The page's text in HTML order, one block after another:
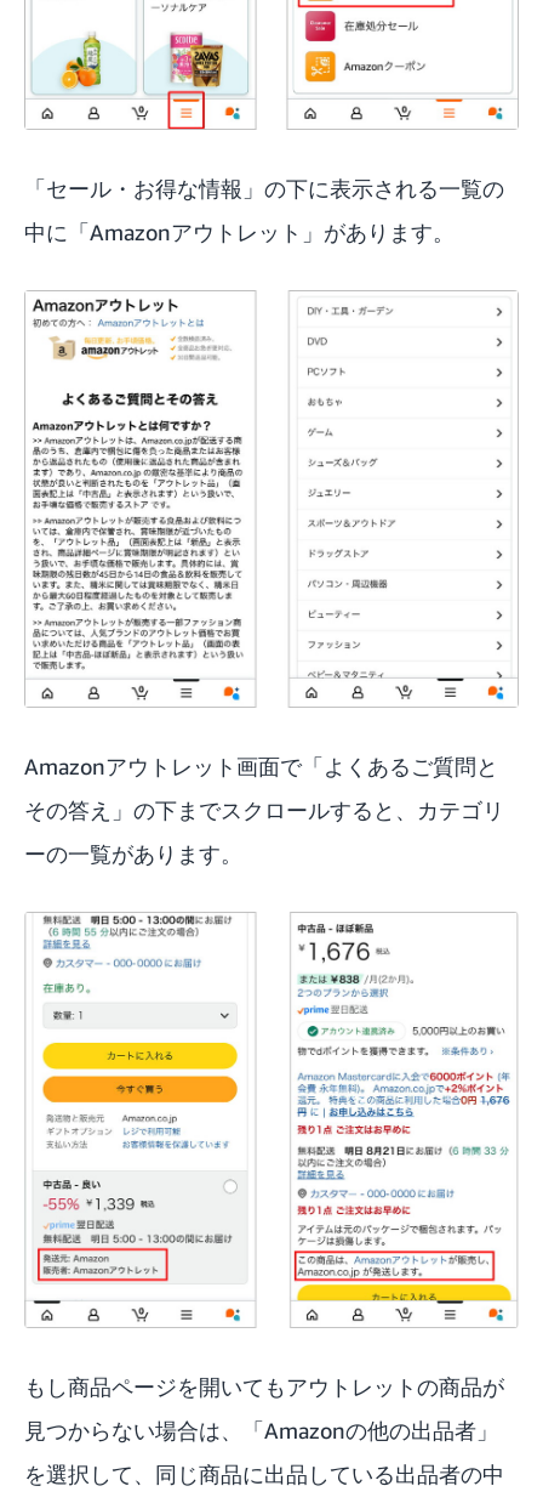
「セール・お得な情報」の下に表示される一覧の
中に「Amazonアウトレット」があります。
Amazonアウトレット画面で「よくあるご質問と
その答え」の下までスクロールすると、カテゴリ
ーの一覧があります。
もし商品ページを開いてもアウトレットの商品が
見つからない場合は、「Amazonの他の出品者」
を選択して、同じ商品に出品している出品者の中